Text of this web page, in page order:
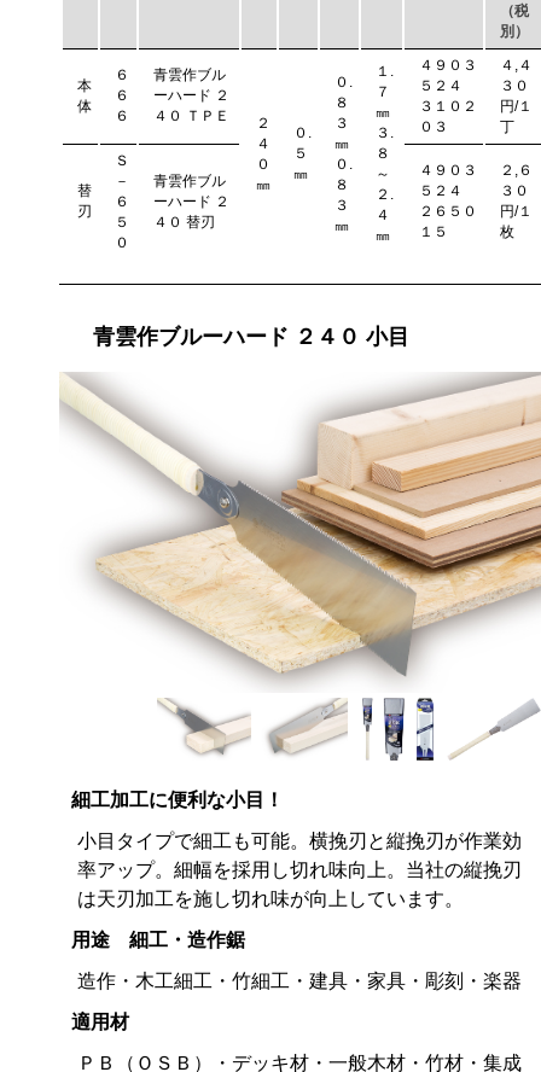
（税
別）
本
体
６
６
６
青雲作ブル
ーハード ２
４０ ＴＰＥ
２
４
０
㎜
０.
５
㎜
０.
８
３
㎜
０.
８
３
㎜
１.
７
㎜
３.
８
～
２.
４
㎜
４９０３
５２４
３１０２
０３
４,４
３０
円/１
丁
替
刃
Ｓ
－
６
５
０
青雲作ブル
ーハード ２
４０ 替刃
４９０３
５２４
２６５０
１５
２,６
３０
円/１
枚
青雲作ブルーハード ２４０ 小目
細工加工に便利な小目！
小目タイプで細工も可能。横挽刃と縦挽刃が作業効
率アップ。細幅を採用し切れ味向上。当社の縦挽刃
は天刃加工を施し切れ味が向上しています。
用途 細工・造作鋸
造作・木工細工・竹細工・建具・家具・彫刻・楽器
適用材
ＰＢ（ＯＳＢ）・デッキ材・一般木材・竹材・集成